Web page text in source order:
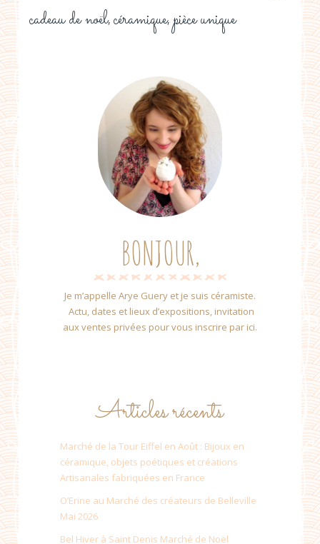
cadeau de noël, céramique, pièce unique
BONJOUR,
Je m’appelle Arye Guery et je suis céramiste.
Actu, dates et lieux d’expositions, invitation
aux ventes privées pour vous inscrire par ici.
Articles récents
Marché de la Tour Eiffel en Août : Bijoux en
céramique, objets poétiques et créations
Artisanales fabriquées en France
O’Erine au Marché des créateurs de Belleville
Mai 2026
Bel Hiver à Saint Denis Marché de Noël